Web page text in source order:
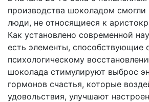
производства шоколадом смогли
люди, не относящиеся к
Как установлено современной
есть элементы, способствующие
психологическому
шоколада стимулируют выброс
гормонов счастья, которые
удовольствия, улучшают